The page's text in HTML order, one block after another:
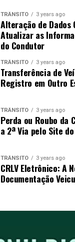
TRÂNSITO 3 years ago
Alteração de Dados
Atualizar as
do Condutor
TRÂNSITO 3 years ago
Transferência de
Registro em Outro
TRÂNSITO 3 years ago
Perda ou Roubo da
a 2ª Via pelo Site do
TRÂNSITO 3 years ago
CRLV Eletrônico: A
Documentação